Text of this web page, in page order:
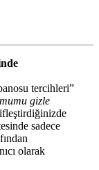
tercihleri”
gizle
sadece
olarak